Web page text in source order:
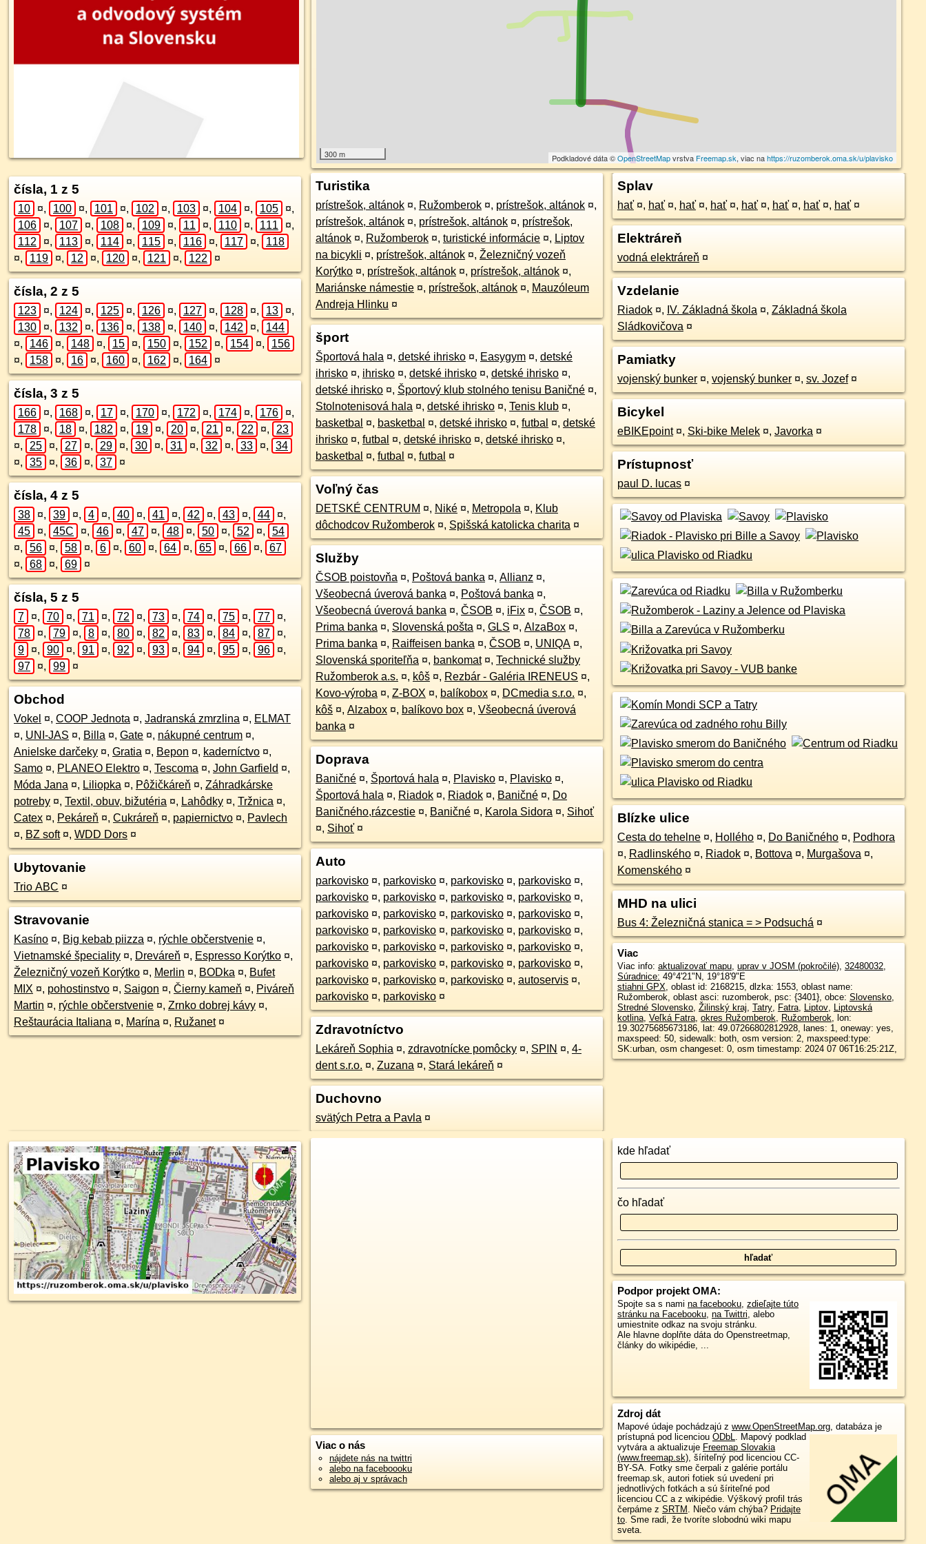
300 m Podkladové dáta ©OpenStreetMapvrstva Freemap.sk, viac nahttps://ruzomberok.oma.sk/u/plavisko
čísla, 1 z 5
10 ¤, 100 ¤, 101 ¤, 102 ¤, 103 ¤, 104 ¤, 105 ¤,
106
¤, 107 ¤, 108 ¤, 109 ¤, 11 ¤, 110 ¤, 111 ¤,
112
¤, 113 ¤, 114 ¤, 115 ¤, 116 ¤, 117 ¤,
118
¤, 119 ¤, 12 ¤, 120 ¤, 121 ¤, 122 ¤
čísla, 2 z 5
123 ¤, 124 ¤, 125 ¤, 126 ¤, 127 ¤, 128 ¤, 13 ¤,
130
¤, 132 ¤, 136 ¤, 138 ¤, 140 ¤, 142 ¤,
144
¤, 146 ¤, 148 ¤, 15 ¤, 150 ¤, 152 ¤, 154 ¤,
156
¤, 158 ¤, 16 ¤, 160 ¤, 162 ¤, 164 ¤
čísla, 3 z 5
166 ¤, 168 ¤, 17 ¤, 170 ¤, 172 ¤, 174 ¤, 176 ¤,
178
¤, 18 ¤, 182 ¤, 19 ¤, 20 ¤, 21 ¤, 22 ¤,
23
¤, 25 ¤, 27 ¤, 29 ¤, 30 ¤, 31 ¤, 32 ¤, 33 ¤,
34
¤, 35 ¤, 36 ¤, 37 ¤
čísla, 4 z 5
38 ¤, 39 ¤, 4 ¤, 40 ¤, 41 ¤, 42 ¤, 43 ¤, 44 ¤,
45
¤, 45C ¤, 46 ¤, 47 ¤, 48 ¤, 50 ¤, 52 ¤,
54
¤, 56 ¤, 58 ¤, 6 ¤, 60 ¤, 64 ¤, 65 ¤, 66 ¤,
67
¤, 68 ¤, 69 ¤
čísla, 5 z 5
7 ¤, 70 ¤, 71 ¤, 72 ¤, 73 ¤, 74 ¤, 75 ¤, 77 ¤,
78
¤, 79 ¤, 8 ¤, 80 ¤, 82 ¤, 83 ¤, 84 ¤, 87 ¤,
9
¤, 90 ¤, 91 ¤, 92 ¤, 93 ¤, 94 ¤, 95 ¤, 96 ¤,
97
¤, 99 ¤
Obchod
Vokel ¤, COOP Jednota ¤, Jadranská zmrzlina ¤, ELMAT
¤, UNI-JAS ¤, Billa ¤, Gate ¤, nákupné centrum ¤,
Anielske darčeky ¤, Gratia ¤, Bepon ¤, kaderníctvo ¤,
Samo ¤, PLANEO Elektro ¤, Tescoma ¤, John Garfield ¤,
Móda Jana ¤, Liliopka ¤, Pôžičkáreň ¤, Záhradkárske
potreby ¤, Textil, obuv, bižutéria ¤, Lahôdky ¤, Tržnica ¤,
Catex ¤, Pekáreň ¤, Cukráreň ¤, papiernictvo ¤, Pavlech
¤, BZ soft ¤, WDD Dors ¤
Ubytovanie
Trio ABC ¤
Stravovanie
Kasíno ¤, Big kebab piizza ¤, rýchle občerstvenie ¤,
Vietnamské špeciality ¤, Dreváreň ¤, Espresso Korýtko ¤,
Železničný vozeň Korýtko ¤, Merlin ¤, BODka ¤, Bufet
MIX ¤, pohostinstvo ¤, Saigon ¤, Čierny kameň ¤, Piváreň
Martin ¤, rýchle občerstvenie ¤, Zrnko dobrej kávy ¤,
Reštaurácia Italiana ¤, Marína ¤, Ružanet ¤
Turistika
prístrešok, altánok ¤, Ružomberok ¤, prístrešok, altánok ¤,
prístrešok, altánok ¤, prístrešok, altánok ¤, prístrešok,
altánok ¤, Ružomberok ¤, turistické informácie ¤, Liptov
na bicykli ¤, prístrešok, altánok ¤, Železničný vozeň
Korýtko ¤, prístrešok, altánok ¤, prístrešok, altánok ¤,
Mariánske námestie ¤, prístrešok, altánok ¤, Mauzóleum
Andreja Hlinku ¤
šport
Športová hala ¤, detské ihrisko ¤, Easygym ¤, detské
ihrisko ¤, ihrisko ¤, detské ihrisko ¤, detské ihrisko ¤,
detské ihrisko ¤, Športový klub stolného tenisu Baničné ¤,
Stolnotenisová hala ¤, detské ihrisko ¤, Tenis klub ¤,
basketbal ¤, basketbal ¤, detské ihrisko ¤, futbal ¤, detské
ihrisko ¤, futbal ¤, detské ihrisko ¤, detské ihrisko ¤,
basketbal ¤, futbal ¤, futbal ¤
Voľný čas
DETSKÉ CENTRUM ¤, Niké ¤, Metropola ¤, Klub
dôchodcov Ružomberok ¤, Spišská katolicka charita ¤
Služby
ČSOB poistovňa ¤, Poštová banka ¤, Allianz ¤,
Všeobecná úverová banka ¤, Poštová banka ¤,
Všeobecná úverová banka ¤, ČSOB ¤, iFix ¤, ČSOB ¤,
Prima banka ¤, Slovenská pošta ¤, GLS ¤, AlzaBox ¤,
Prima banka ¤, Raiffeisen banka ¤, ČSOB ¤, UNIQA ¤,
Slovenská sporiteľňa ¤, bankomat ¤, Technické služby
Ružomberok a.s. ¤, kôš ¤, Rezbár - Galéria IRENEUS ¤,
Kovo-výroba ¤, Z-BOX ¤, balíkobox ¤, DCmedia s.r.o. ¤,
kôš ¤, Alzabox ¤, balíkovo box ¤, Všeobecná úverová
banka ¤
Doprava
Baničné ¤, Športová hala ¤, Plavisko ¤, Plavisko ¤,
Športová hala ¤, Riadok ¤, Riadok ¤, Baničné ¤, Do
Baničného,rázcestie ¤, Baničné ¤, Karola Sidora ¤, Sihoť
¤, Sihoť ¤
Auto
parkovisko ¤, parkovisko ¤, parkovisko ¤, parkovisko ¤,
parkovisko ¤, parkovisko ¤, parkovisko ¤, parkovisko ¤,
parkovisko ¤, parkovisko ¤, parkovisko ¤, parkovisko ¤,
parkovisko ¤, parkovisko ¤, parkovisko ¤, parkovisko ¤,
parkovisko ¤, parkovisko ¤, parkovisko ¤, parkovisko ¤,
parkovisko ¤, parkovisko ¤, parkovisko ¤, parkovisko ¤,
parkovisko ¤, parkovisko ¤, parkovisko ¤, autoservis ¤,
parkovisko ¤, parkovisko ¤
Zdravotníctvo
Lekáreň Sophia ¤, zdravotnícke pomôcky ¤, SPIN ¤, 4-
dent s.r.o. ¤, Zuzana ¤, Stará lekáreň ¤
Duchovno
svätých Petra a Pavla ¤
Splav
hať ¤, hať ¤, hať ¤, hať ¤, hať ¤, hať ¤, hať ¤, hať ¤
Elektráreň
vodná elektráreň ¤
Vzdelanie
Riadok ¤, IV. Základná škola ¤, Základná škola
Sládkovičova ¤
Pamiatky
vojenský bunker ¤, vojenský bunker ¤, sv. Jozef ¤
Bicykel
eBIKEpoint ¤, Ski-bike Melek ¤, Javorka ¤
Prístupnosť
paul D. lucas ¤
Blízke ulice
Cesta do tehelne ¤, Hollého ¤, Do Baničného ¤, Podhora
¤, Radlinského ¤, Riadok ¤, Bottova ¤, Murgašova ¤,
Komenského ¤
MHD na ulici
Bus 4: Železničná stanica = > Podsuchá ¤
Viac
Viac info: aktualizovať mapu, uprav v JOSM (pokročilé), 32480032,
Súradnice: 49°4'21"N, 19°18'9"E
stiahni GPX, oblast id: 2168215, dlzka: 1553, oblast name:
Ružomberok, oblast asci: ruzomberok, psc: {3401}, obce: Slovensko,
Stredné Slovensko, Žilinský kraj, Tatry, Fatra, Liptov, Liptovská
kotlina, Veľká Fatra, okres Ružomberok, Ružomberok, lon:
19.30275685673186, lat: 49.07266802812928, lanes: 1, oneway: yes,
maxspeed: 50, sidewalk: both, osm version: 2, maxspeed:type:
SK:urban, osm changeset: 0, osm timestamp: 2024 07 06T16:25:21Z,
Viac o nás
nájdete nás na twittri
alebo na faceboooku
alebo aj v správach
kde hľadať
čo hľadať
Podpor projekt OMA:
Spojte sa s nami na facebooku, zdieľajte túto
stránku na Facebooku, na Twittri, alebo
umiestnite odkaz na svoju stránku.
Ale hlavne doplňte dáta do Openstreetmap,
články do wikipédie, ...
Zdroj dát
Mapové údaje pochádzajú z www.OpenStreetMap.org, databáza je
prístupná pod licenciou ODbL. Mapový podklad
vytvára a aktualizuje Freemap Slovakia
(www.freemap.sk), šíriteľný pod licenciou CC-
BY-SA. Fotky sme čerpali z galérie portálu
freemap.sk, autori fotiek sú uvedení pri
jednotlivých fotkách a sú šíriteľné pod
licenciou CC a z wikipédie. Výškový profil trás
čerpáme z SRTM . Niečo vám chýba? Pridajte
to. Sme radi, že tvoríte slobodnú wiki mapu
sveta.